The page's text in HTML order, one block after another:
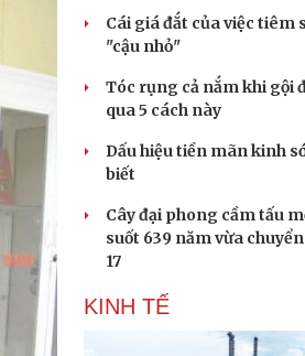
Cửa sổ
Kể chuyện
Cái giá đắt của việc tiêm
"cậu nhỏ"
Tóc rụng cả nắm khi gội
qua 5 cách này
Dấu hiệu tiền mãn kinh
biết
Cây đại phong cầm tấu
suốt 639 năm vừa
17
KINH TẾ